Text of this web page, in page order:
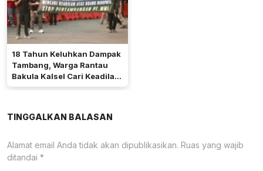
18 Tahun Keluhkan Dampak
Tambang, Warga Rantau
Bakula Kalsel Cari Keadilan
di Jakarta
TINGGALKAN BALASAN
Alamat email Anda tidak akan dipublikasikan. Ruas yang wajib
ditandai *